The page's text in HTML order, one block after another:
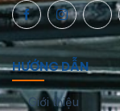
HƯỚNG DẪN
Giới thiệu